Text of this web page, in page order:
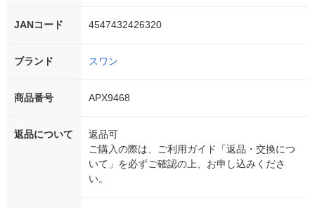
JANコード 4547432426320
ブランド スワン
商品番号 APX9468
返品について
返品可
ご購入の際は、ご利用ガイド「返品・交換につ
いて」を必ずご確認の上、お申し込みくださ
い。